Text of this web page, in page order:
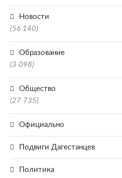
Новости
(56 140)
Образование
(3 098)
Общество
(27 735)
Официально
Подвиги Дагестанцев
Политика